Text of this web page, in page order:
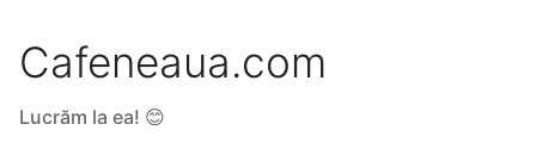
Cafeneaua.com
Lucrăm la ea! 😊